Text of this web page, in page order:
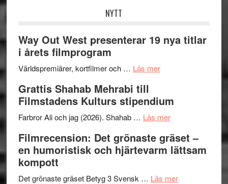
NYTT
Way Out West presenterar 19 nya titlar
i årets filmprogram
Världspremiärer, kortfilmer och … Läs merom
West
presenterar
nya
titlar
årets
Grattis Shahab Mehrabi till
Filmstadens Kulturs stipendium
Farbror Ali och jag (2026). Shahab … Läs merom
Shahab
Mehrabi
Filmstadens
Filmrecension: Det grönaste gräset –
en humoristisk och hjärtevarm lättsam
kompott
Det grönaste gräset Betyg 3 Svensk … Läs merom